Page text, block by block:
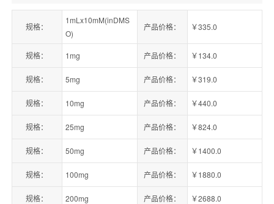
规格：
1mLx10mM(inDMS
O)
产品价格： ￥335.0
规格： 1mg 产品价格： ￥134.0
规格： 5mg 产品价格： ￥319.0
规格： 10mg 产品价格： ￥440.0
规格： 25mg 产品价格： ￥824.0
规格： 50mg 产品价格： ￥1400.0
规格： 100mg 产品价格： ￥1880.0
规格： 200mg 产品价格： ￥2688.0